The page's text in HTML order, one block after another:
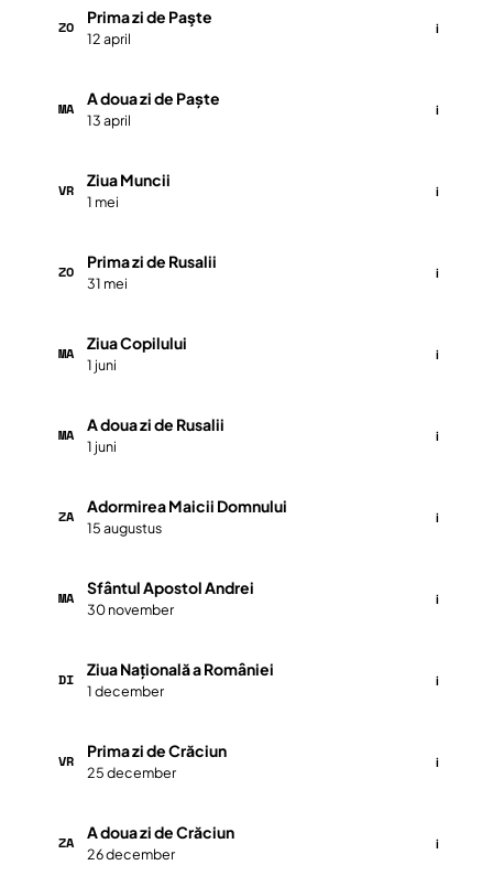
ZO
Prima zi de Paşte
12 april
i
MA
A doua zi de Paște
13 april
i
VR
Ziua Muncii
1 mei
i
ZO
Prima zi de Rusalii
31 mei
i
MA
Ziua Copilului
1 juni
i
MA
A doua zi de Rusalii
1 juni
i
ZA
Adormirea Maicii Domnului
15 augustus
i
MA
Sfântul Apostol Andrei
30 november
i
DI
Ziua Națională a României
1 december
i
VR
Prima zi de Crăciun
25 december
i
ZA
A doua zi de Crăciun
26 december
i